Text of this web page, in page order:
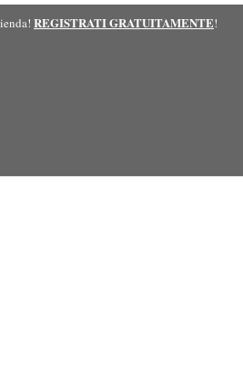
REGISTRATI GRATUITAMENTE!